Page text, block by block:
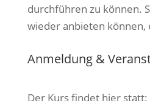
durchführen zu können.
wieder anbieten können,
Anmeldung &
Der Kurs findet hier statt: